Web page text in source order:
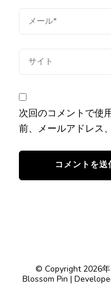
次回のコメントで使
前、メールアドレス
© Copyright 2026年
Blossom Pin |